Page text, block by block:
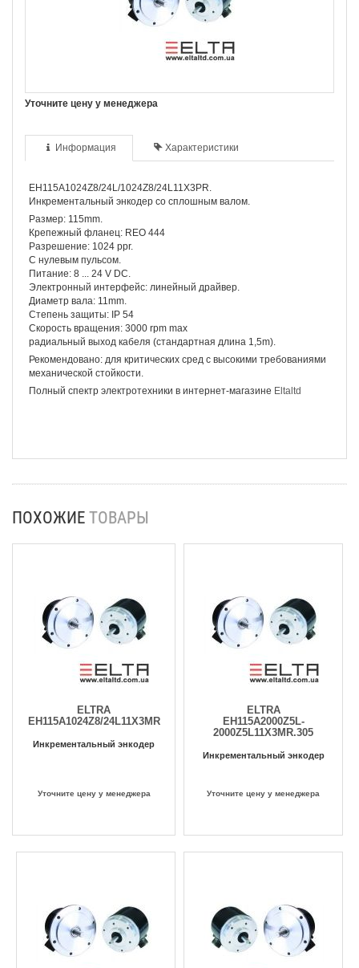
Уточните цену у менеджера
Информация Характеристики
EH115A1024Z8/24L/1024Z8/24L11X3PR.
Инкрементальный энкодер со сплошным валом.
Размер: 115mm.
Крепежный фланец: REO 444
Разрешение: 1024 ppr.
С нулевым пульсом.
Питание: 8 ... 24 V DC.
Электронный интерфейс: линейный драйвер.
Диаметр вала: 11mm.
Степень защиты: IP 54
Скорость вращения: 3000 rpm max
радиальный выход кабеля (стандартная длина 1,5m).
Рекомендовано: для критических сред с высокими требованиями
механической стойкости.
Полный спектр электротехники в интернет-магазине Eltaltd
ПОХОЖИЕ ТОВАРЫ
ELTRA
EH115A1024Z8/24L11X3MR
Инкрементальный энкодер
Уточните цену у менеджера
ELTRA
EH115A2000Z5L-
2000Z5L11X3MR.305
Инкрементальный энкодер
Уточните цену у менеджера